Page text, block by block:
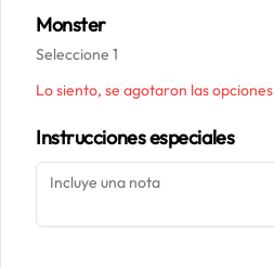
Redes sociales
Instagram
Facebook
Mi cuenta
Iniciar sesión
Monster
Seleccione 1
Lo siento, se agotaron las opciones
Instrucciones especiales